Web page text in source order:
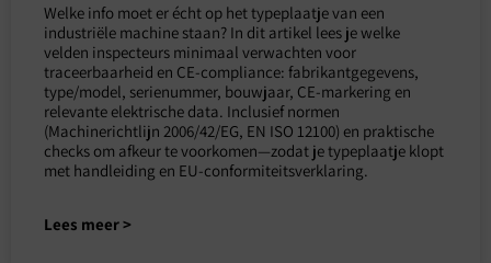
Welke info moet er écht op het typeplaatje van een
industriële machine staan? In dit artikel lees je welke
velden inspecteurs minimaal verwachten voor
traceerbaarheid en CE-compliance: fabrikantgegevens,
type/model, serienummer, bouwjaar, CE-markering en
relevante elektrische data. Inclusief normen
(Machinerichtlijn 2006/42/EG, EN ISO 12100) en praktische
checks om afkeur te voorkomen—zodat je typeplaatje klopt
met handleiding en EU-conformiteitsverklaring.
Lees meer >